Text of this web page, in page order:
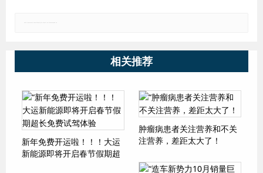
相关推荐
新年免费开运啦！！！大运
新能源即将开启春节假期超
肿瘤病患者关注营养和不关
注营养，差距太大了！